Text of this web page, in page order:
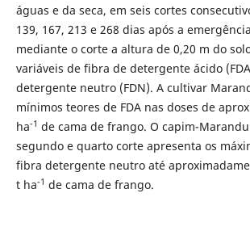
águas e da seca, em seis cortes
139, 167, 213 e 268 dias após a
mediante o corte a altura de 0,20 m do
variáveis de fibra de detergente ácido
detergente neutro (FDN). A cultivar
mínimos teores de FDA nas doses de
ha-1 de cama de frango. O capim-
segundo e quarto corte apresenta os
fibra detergente neutro até
t ha-1 de cama de frango.